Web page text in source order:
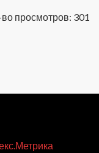
просмотров: 301